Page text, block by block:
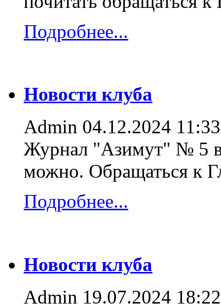
Подробнее...
Новости клуба
Admin 04.12.2024 11:33
Журнал "Азимут" № 5
можно. Обращаться к
Подробнее...
Новости клуба
Admin 19.07.2024 18:22